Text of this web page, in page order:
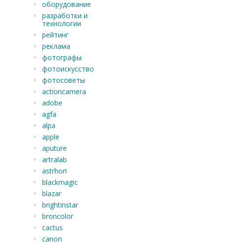
оборудование
разработки и
технологии
рейтинг
реклама
фотографы
фотоискусство
фотосоветы
actioncamera
adobe
agfa
alpa
apple
aputure
artralab
astrhori
blackmagic
blazar
brightinstar
broncolor
cactus
canon